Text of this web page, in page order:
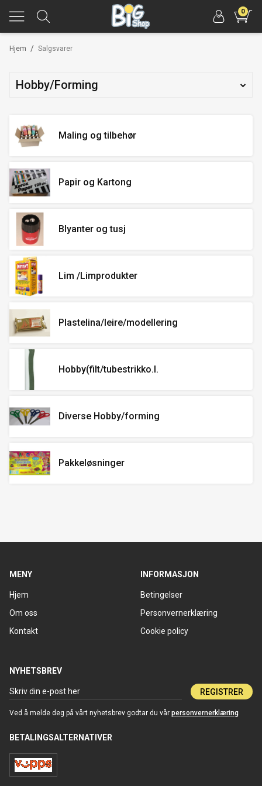
0
/
Hjem Salgsvarer
Hobby/Forming
Maling og tilbehør
Papir og Kartong
Blyanter og tusj
Lim /Limprodukter
Plastelina/leire/modellering
Hobby(filt/tubestrikko.l.
Diverse Hobby/forming
Pakkeløsninger
MENY
Hjem
Om oss
Kontakt
INFORMASJON
Betingelser
Personvernerklæring
Cookie policy
NYHETSBREV
REGISTRER
Ved å melde deg på vårt nyhetsbrev godtar du vår personvernerklæring
BETALINGSALTERNATIVER